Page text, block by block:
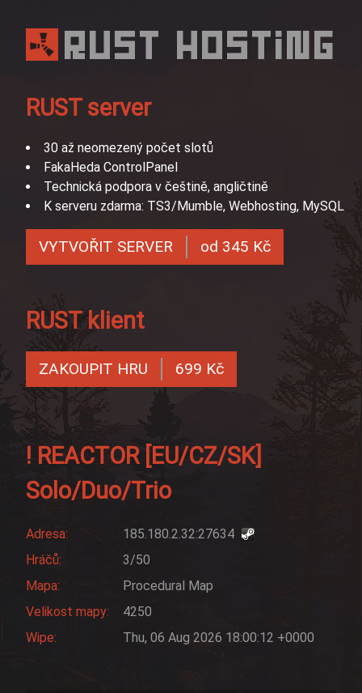
RUST HOSTING
RUST server
30 až neomezený počet slotů
FakaHeda ControlPanel
Technická podpora v češtině, angličtině
K serveru zdarma: TS3/Mumble, Webhosting, MySQL
VYTVOŘIT SERVER od 345 Kč
RUST klient
ZAKOUPIT HRU 699 Kč
! REACTOR [EU/CZ/SK]
Solo/Duo/Trio
Adresa:
185.180.2.32:27634
Hráčů:
3/50
Mapa:
Procedural Map
Velikost mapy:
4250
Wipe:
Thu, 06 Aug 2026 18:00:12 +0000